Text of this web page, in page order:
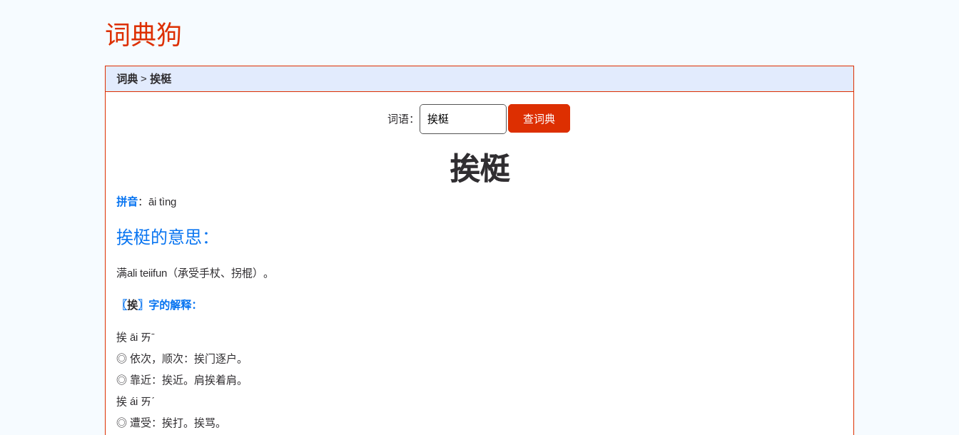
词典狗
词典 > 挨梃
词语： 查词典
挨梃
拼音：āi tìng
挨梃的意思：
满ali teiifun（承受手杖、拐棍）。
〖挨〗字的解释：
挨 āi ㄞˉ
◎ 依次，顺次：挨门逐户。
◎ 靠近：挨近。肩挨着肩。
挨 ái ㄞˊ
◎ 遭受：挨打。挨骂。